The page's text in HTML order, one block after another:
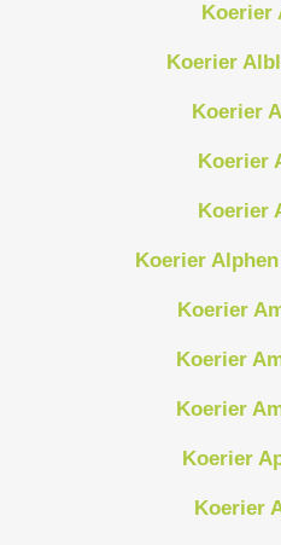
Koerier
Koerier
Koerier
Koerier
Koerier
Koerier
Koerier
Koerier
Koerier
Koerier
Koerier